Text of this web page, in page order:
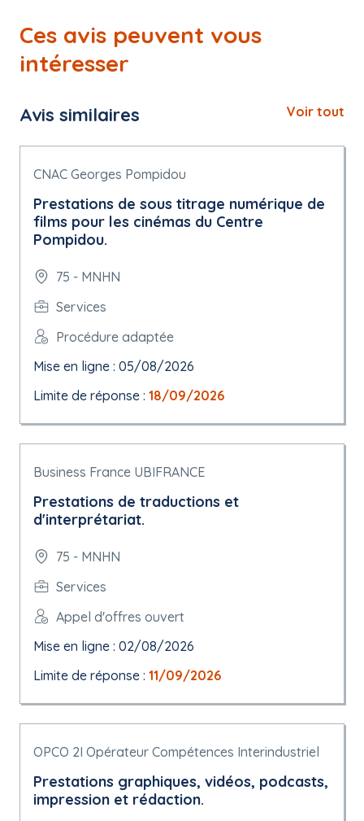
Ces avis peuvent vous
intéresser
Avis similaires Voir tout
CNAC Georges Pompidou
Prestations de sous titrage numérique de
films pour les cinémas du Centre
Pompidou.
75 - MNHN
Services
Procédure adaptée
Mise en ligne : 05/08/2026
Limite de réponse : 18/09/2026
Business France UBIFRANCE
Prestations de traductions et
d'interprétariat.
75 - MNHN
Services
Appel d'offres ouvert
Mise en ligne : 02/08/2026
Limite de réponse : 11/09/2026
OPCO 2I Opérateur Compétences Interindustriel
Prestations graphiques, vidéos, podcasts,
impression et rédaction.